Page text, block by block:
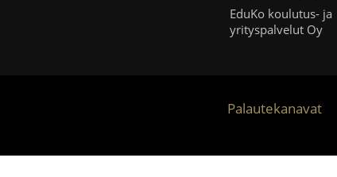
EduKo koulutus- ja
yrityspalvelut Oy
Palautekanavat